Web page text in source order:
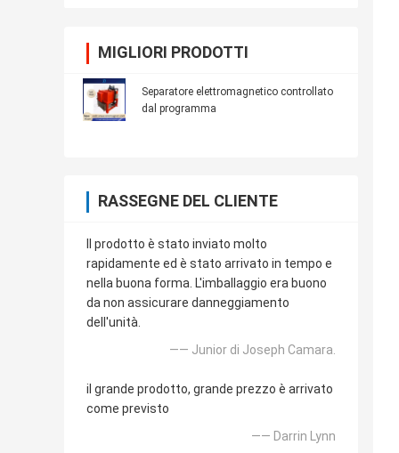
MIGLIORI PRODOTTI
Separatore elettromagnetico controllato
dal programma
RASSEGNE DEL CLIENTE
Il prodotto è stato inviato molto
rapidamente ed è stato arrivato in tempo e
nella buona forma. L'imballaggio era buono
da non assicurare danneggiamento
dell'unità.
—— Junior di Joseph Camara.
il grande prodotto, grande prezzo è arrivato
come previsto
—— Darrin Lynn